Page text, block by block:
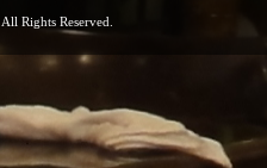
. All Rights Reserved.